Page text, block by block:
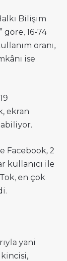
Bilişim
göre, 16-74
oranı,
ise
ekran
Facebook, 2
kullanıcı ile
en çok
yani